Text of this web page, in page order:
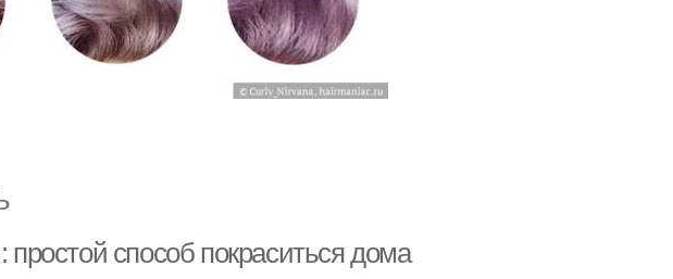
простой способ покраситься дома